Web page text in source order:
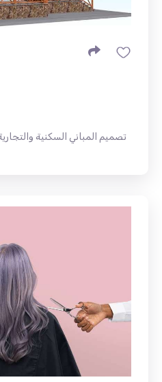
تصميم المباني السكنية